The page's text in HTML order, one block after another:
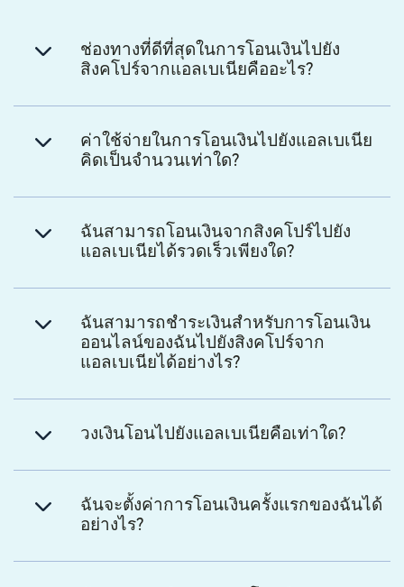
ช่องทางที่ดีที่สุดในการโอนเงินไปยัง
สิงคโปร์จากแอลเบเนียคืออะไร?
ค่าใช้จ่ายในการโอนเงินไปยังแอลเบเนีย
คิดเป็นจำนวนเท่าใด?
ฉันสามารถโอนเงินจากสิงคโปร์ไปยัง
แอลเบเนียได้รวดเร็วเพียงใด?
ฉันสามารถชำระเงินสำหรับการโอนเงิน
ออนไลน์ของฉันไปยังสิงคโปร์จาก
แอลเบเนียได้อย่างไร?
วงเงินโอนไปยังแอลเบเนียคือเท่าใด?
ฉันจะตั้งค่าการโอนเงินครั้งแรกของฉันได้
อย่างไร?